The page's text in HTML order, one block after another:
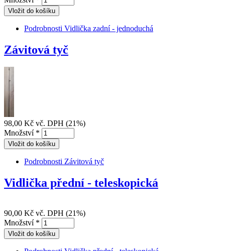
Podrobnosti Vidlička zadní - jednoduchá
Závitová tyč
98,00 Kč vč. DPH (21%)
Množství *
Podrobnosti Závitová tyč
Vidlička přední - teleskopická
90,00 Kč vč. DPH (21%)
Množství *